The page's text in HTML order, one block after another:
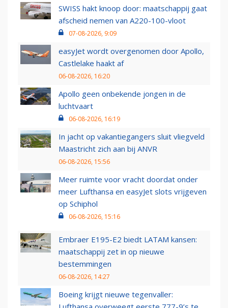
SWISS hakt knoop door: maatschappij gaat
afscheid nemen van A220-100-vloot
07-08-2026, 9:09
easyJet wordt overgenomen door Apollo,
Castlelake haakt af
06-08-2026, 16:20
Apollo geen onbekende jongen in de
luchtvaart
06-08-2026, 16:19
In jacht op vakantiegangers sluit vliegveld
Maastricht zich aan bij ANVR
06-08-2026, 15:56
Meer ruimte voor vracht doordat onder
meer Lufthansa en easyJet slots vrijgeven
op Schiphol
06-08-2026, 15:16
Embraer E195-E2 biedt LATAM kansen:
maatschappij zet in op nieuwe
bestemmingen
06-08-2026, 14:27
Boeing krijgt nieuwe tegenvaller: